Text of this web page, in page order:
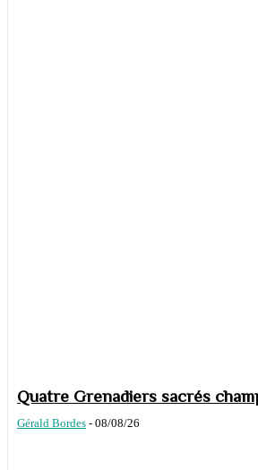
Quatre Grenadiers sacrés
Gérald Bordes - 08/08/26